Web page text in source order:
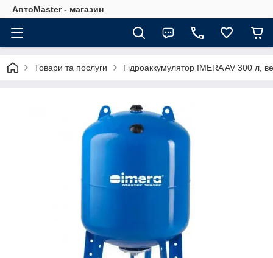
АвтоMaster - магазин
Товари та послуги Гідроаккумулятор IMERA AV 300 л,